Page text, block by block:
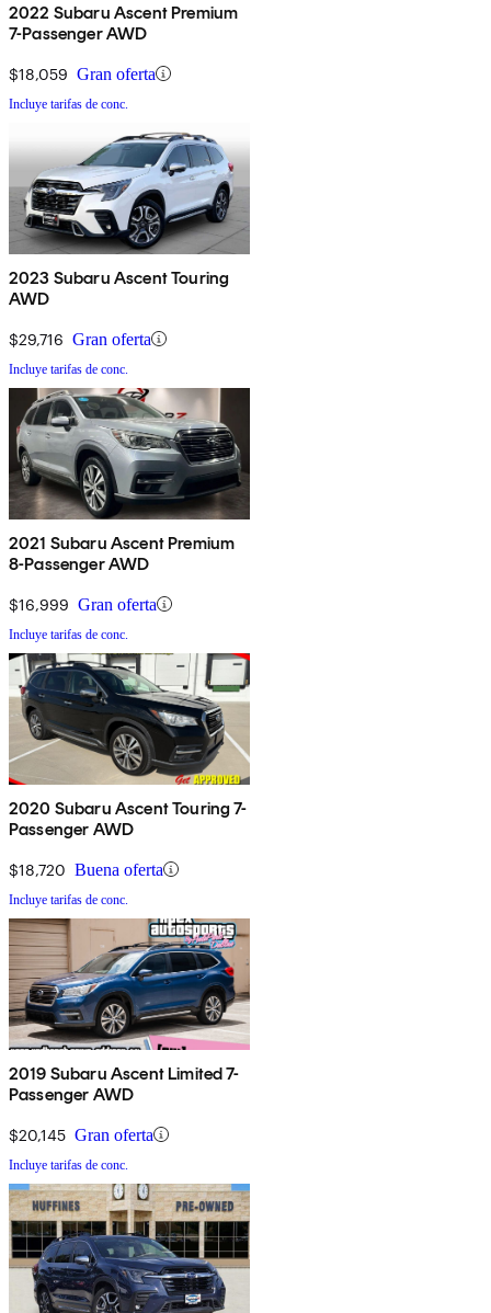
2022 Subaru Ascent Premium
7-Passenger AWD
$18,059 Gran oferta
Incluye tarifas de conc.
2023 Subaru Ascent Touring
AWD
$29,716 Gran oferta
Incluye tarifas de conc.
2021 Subaru Ascent Premium
8-Passenger AWD
$16,999 Gran oferta
Incluye tarifas de conc.
2020 Subaru Ascent Touring 7-
Passenger AWD
$18,720 Buena oferta
Incluye tarifas de conc.
2019 Subaru Ascent Limited 7-
Passenger AWD
$20,145 Gran oferta
Incluye tarifas de conc.